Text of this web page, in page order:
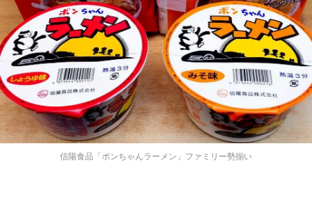
信陽食品「ポンちゃんラーメン」ファミリー勢揃い